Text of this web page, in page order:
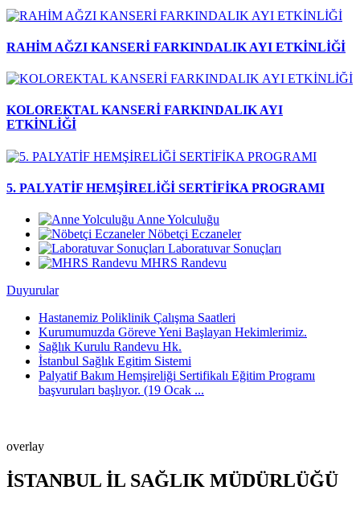
RAHİM AĞZI KANSERİ FARKINDALIK AYI ETKİNLİĞİ
KOLOREKTAL KANSERİ FARKINDALIK AYI
ETKİNLİĞİ
5. PALYATİF HEMŞİRELİĞİ SERTİFİKA PROGRAMI
Anne Yolculuğu
Nöbetçi Eczaneler
Laboratuvar Sonuçları
MHRS Randevu
Duyurular
Hastanemiz Poliklinik Çalışma Saatleri
Kurumumuzda Göreve Yeni Başlayan Hekimlerimiz.
Sağlık Kurulu Randevu Hk.
İstanbul Sağlık Egitim Sistemi
Palyatif Bakım Hemşireliği Sertifikalı Eğitim Programı
başvuruları başlıyor. (19 Ocak ...
overlay
İSTANBUL İL SAĞLIK MÜDÜRLÜĞÜ